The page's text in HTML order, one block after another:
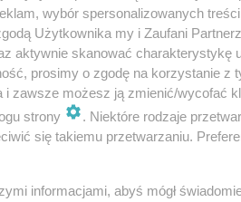
rozwiązanie
wybór spersonalizowanych
Użytkownika my i Zaufani
aktywnie skanować charakterystykę
prosimy o zgodę na korzystanie z
i zawsze możesz ją zmienić/wycofać
strony
. Niektóre rodzaje
się takiemu przetwarzaniu.
informacjami, abyś mógł